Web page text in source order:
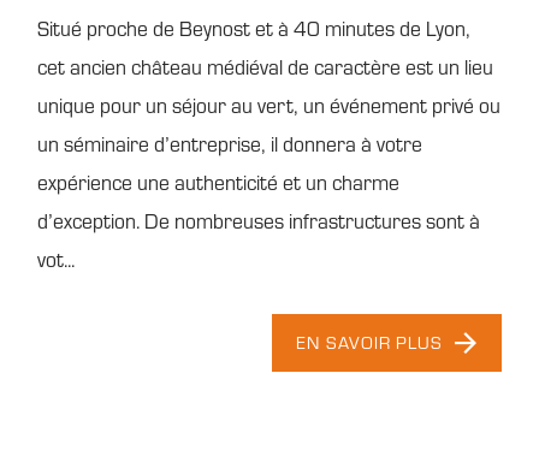
Situé proche de Beynost et à 40 minutes de Lyon,
cet ancien château médiéval de caractère est un lieu
unique pour un séjour au vert, un événement privé ou
un séminaire d’entreprise, il donnera à votre
expérience une authenticité et un charme
d’exception. De nombreuses infrastructures sont à
vot...
EN SAVOIR PLUS